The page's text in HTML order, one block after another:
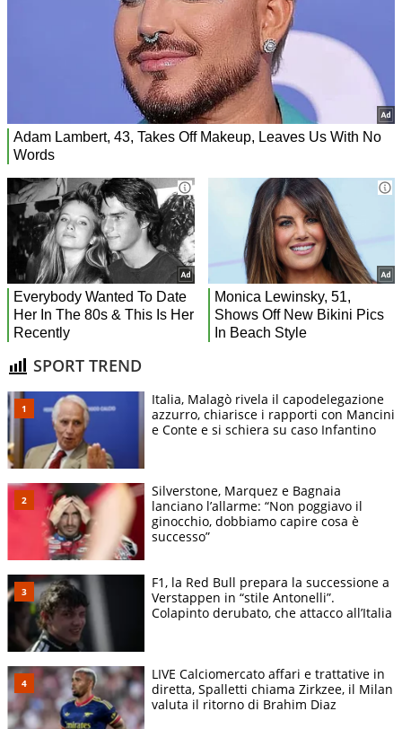
SPORT TREND
Italia, Malagò rivela il capodelegazione
azzurro, chiarisce i rapporti con Mancini
e Conte e si schiera su caso Infantino
Silverstone, Marquez e Bagnaia
lanciano l’allarme: “Non poggiavo il
ginocchio, dobbiamo capire cosa è
successo”
F1, la Red Bull prepara la successione a
Verstappen in “stile Antonelli”.
Colapinto derubato, che attacco all’Italia
LIVE Calciomercato affari e trattative in
diretta, Spalletti chiama Zirkzee, il Milan
valuta il ritorno di Brahim Diaz